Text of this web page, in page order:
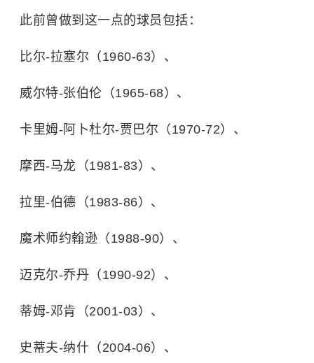
此前曾做到这一点的球员包括：
比尔-拉塞尔（1960-63）、
威尔特-张伯伦（1965-68）、
卡里姆-阿卜杜尔-贾巴尔（1970-72）、
摩西-马龙（1981-83）、
拉里-伯德（1983-86）、
魔术师约翰逊（1988-90）、
迈克尔-乔丹（1990-92）、
蒂姆-邓肯（2001-03）、
史蒂夫-纳什（2004-06）、